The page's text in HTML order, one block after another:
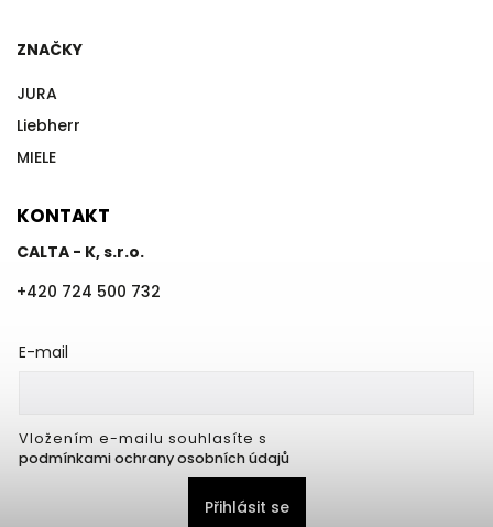
ZNAČKY
JURA
Liebherr
MIELE
KONTAKT
CALTA - K, s.r.o.
+420 724 500 732
E-mail
Vložením e-mailu souhlasíte s
podmínkami ochrany osobních údajů
Přihlásit se